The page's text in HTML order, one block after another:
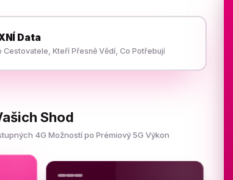
Data
Cestovatele, Kteří Přesně Vědí, Co Potřebují
Shod
4G Možností po Prémiový 5G Výkon